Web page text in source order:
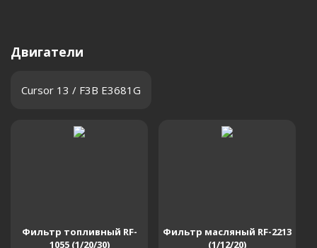
Двигатели
Cursor 13 / F3B E3681G
Фильтр топливный RF-
1055 (1/20/30)
Фильтр масляный RF-2213
(1/12/20)